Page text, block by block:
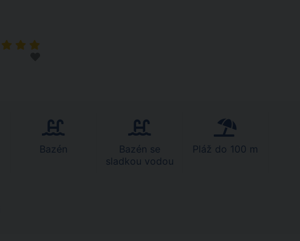
Bazén
Bazén se
sladkou vodou
Pláž do 100 m